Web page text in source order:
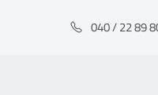
040 / 22 89